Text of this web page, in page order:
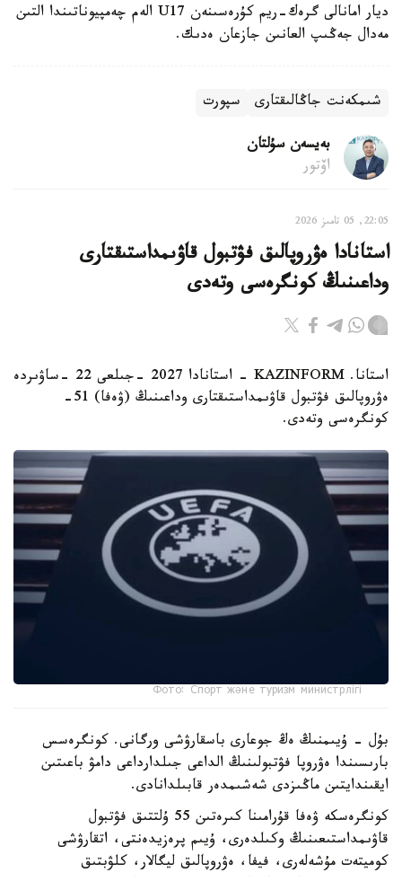
ديار امانالى گرەك-ريم كۇرەسىنەن U17 الەم چەمپيوناتىندا التىن
مەدال جەڭىپ العانىن جازعان ەدىك.
شىمكەنت جاڭالىقتارى سپورت
بەيسەن سۇلتان
اۆتور
22:05, 05 تامىز 2026
استانادا ەۋروپالىق فۋتبول قاۋىمداستىقتارى
وداعىنىڭ كونگرەسى وتەدى
استانا. KAZINFORM - استانادا 2027 -جىلعى 22 -ساۋىردە
ەۋروپالىق فۋتبول قاۋىمداستىقتارى وداعىنىڭ (ۋەفا) 51-
كونگرەسى وتەدى.
Фото: Спорт және туризм министрлігі
بۇل - ۇيىمنىڭ ەڭ جوعارى باسقارۋشى ورگانى. كونگرەسس
بارىسىندا ەۋروپا فۋتبولىنىڭ الداعى جىلدارداعى دامۋ باعىتىن
ايقىندايتىن ماڭىزدى شەشىمدەر قابىلدانادى.
كونگرەسكە ۋەفا قۇرامىنا كىرەتىن 55 ۇلتتىق فۋتبول
قاۋىمداستىعىنىڭ وكىلدەرى، ۇيىم پرەزيدەنتى، اتقارۋشى
كوميتەت مۇشەلەرى، فيفا، ەۋروپالىق ليگالار، كلۋبتىق